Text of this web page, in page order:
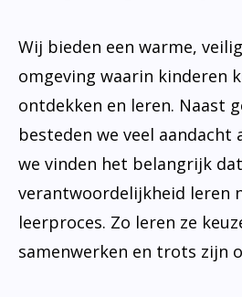
Wij bieden een warme,
omgeving waarin kinderen
ontdekken en leren. Naast
besteden we veel aandacht
we vinden het belangrijk
verantwoordelijkheid leren
leerproces. Zo leren ze
samenwerken en trots zijn